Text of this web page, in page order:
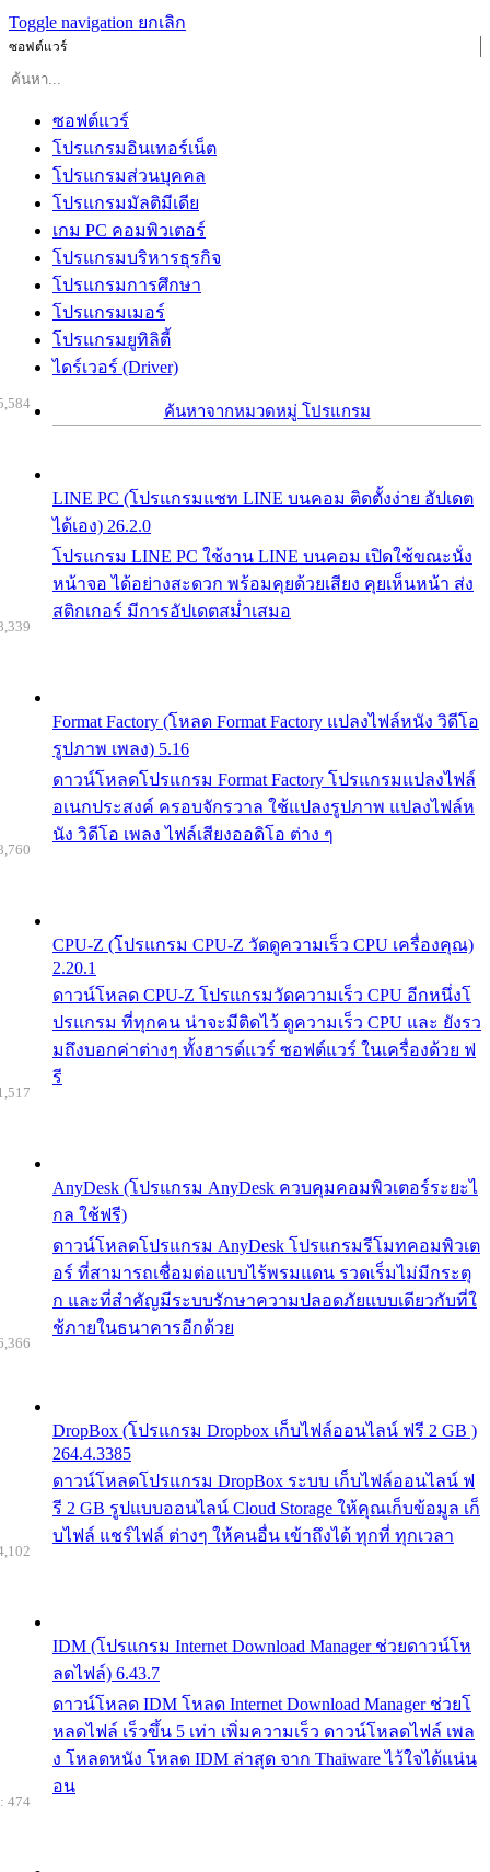
Toggle navigation ยกเลิก
ซอฟต์แวร์
ซอฟต์แวร์
โปรแกรมอินเทอร์เน็ต
โปรแกรมส่วนบุคคล
โปรแกรมมัลติมีเดีย
เกม PC คอมพิวเตอร์
โปรแกรมบริหารธุรกิจ
โปรแกรมการศึกษา
โปรแกรมเมอร์
โปรแกรมยูทิลิตี้
ไดร์เวอร์ (Driver)
ค้นหาจากหมวดหมู่ โปรแกรม
LINE PC (โปรแกรมแชท LINE บนคอม ติดตั้งง่าย อัปเดต
ได้เอง) 26.2.0
โปรแกรม LINE PC ใช้งาน LINE บนคอม เปิดใช้ขณะนั่ง
หน้าจอ ได้อย่างสะดวก พร้อมคุยด้วยเสียง คุยเห็นหน้า ส่ง
สติกเกอร์ มีการอัปเดตสม่ำเสมอ
Format Factory (โหลด Format Factory แปลงไฟล์หนัง วิดีโอ
รูปภาพ เพลง) 5.16
ดาวน์โหลดโปรแกรม Format Factory โปรแกรมแปลงไฟล์
อเนกประสงค์ ครอบจักรวาล ใช้แปลงรูปภาพ แปลงไฟล์ห
นัง วิดีโอ เพลง ไฟล์เสียงออดิโอ ต่าง ๆ
CPU-Z (โปรแกรม CPU-Z วัดดูความเร็ว CPU เครื่องคุณ)
2.20.1
ดาวน์โหลด CPU-Z โปรแกรมวัดความเร็ว CPU อีกหนึ่งโ
ปรแกรม ที่ทุกคน น่าจะมีติดไว้ ดูความเร็ว CPU และ ยังรว
มถึงบอกค่าต่างๆ ทั้งฮารด์แวร์ ซอฟต์แวร์ ในเครื่องด้วย ฟ
รี
AnyDesk (โปรแกรม AnyDesk ควบคุมคอมพิวเตอร์ระยะไ
กล ใช้ฟรี)
ดาวน์โหลดโปรแกรม AnyDesk โปรแกรมรีโมทคอมพิวเต
อร์ ที่สามารถเชื่อมต่อแบบไร้พรมแดน รวดเร็มไม่มีกระตุ
ก และที่สำคัญมีระบบรักษาความปลอดภัยแบบเดียวกับที่ใ
ช้ภายในธนาคารอีกด้วย
DropBox (โปรแกรม Dropbox เก็บไฟล์ออนไลน์ ฟรี 2 GB )
264.4.3385
ดาวน์โหลดโปรแกรม DropBox ระบบ เก็บไฟล์ออนไลน์ ฟ
รี 2 GB รูปแบบออนไลน์ Cloud Storage ให้คุณเก็บข้อมูล เก็
บไฟล์ แชร์ไฟล์ ต่างๆ ให้คนอื่น เข้าถึงได้ ทุกที่ ทุกเวลา
IDM (โปรแกรม Internet Download Manager ช่วยดาวน์โห
ลดไฟล์) 6.43.7
ดาวน์โหลด IDM โหลด Internet Download Manager ช่วยโ
หลดไฟล์ เร็วขึ้น 5 เท่า เพิ่มความเร็ว ดาวน์โหลดไฟล์ เพล
ง โหลดหนัง โหลด IDM ล่าสุด จาก Thaiware ไว้ใจได้แน่น
อน
474